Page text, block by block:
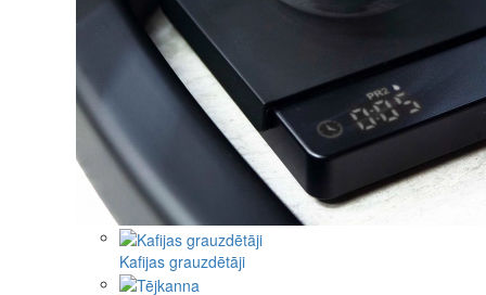
Kafijas grauzdētāji